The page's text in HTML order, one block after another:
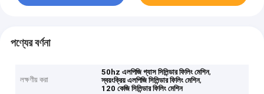
পণ্যের বর্ণনা
লক্ষণীয় করা
50hz এলপিজি গ্যাস সিলিন্ডার ফিলিং মেশিন,
স্বয়ংক্রিয় এলপিজি সিলিন্ডার ফিলিং মেশিন,
120 কেজি সিলিন্ডার ফিলিং মেশিন